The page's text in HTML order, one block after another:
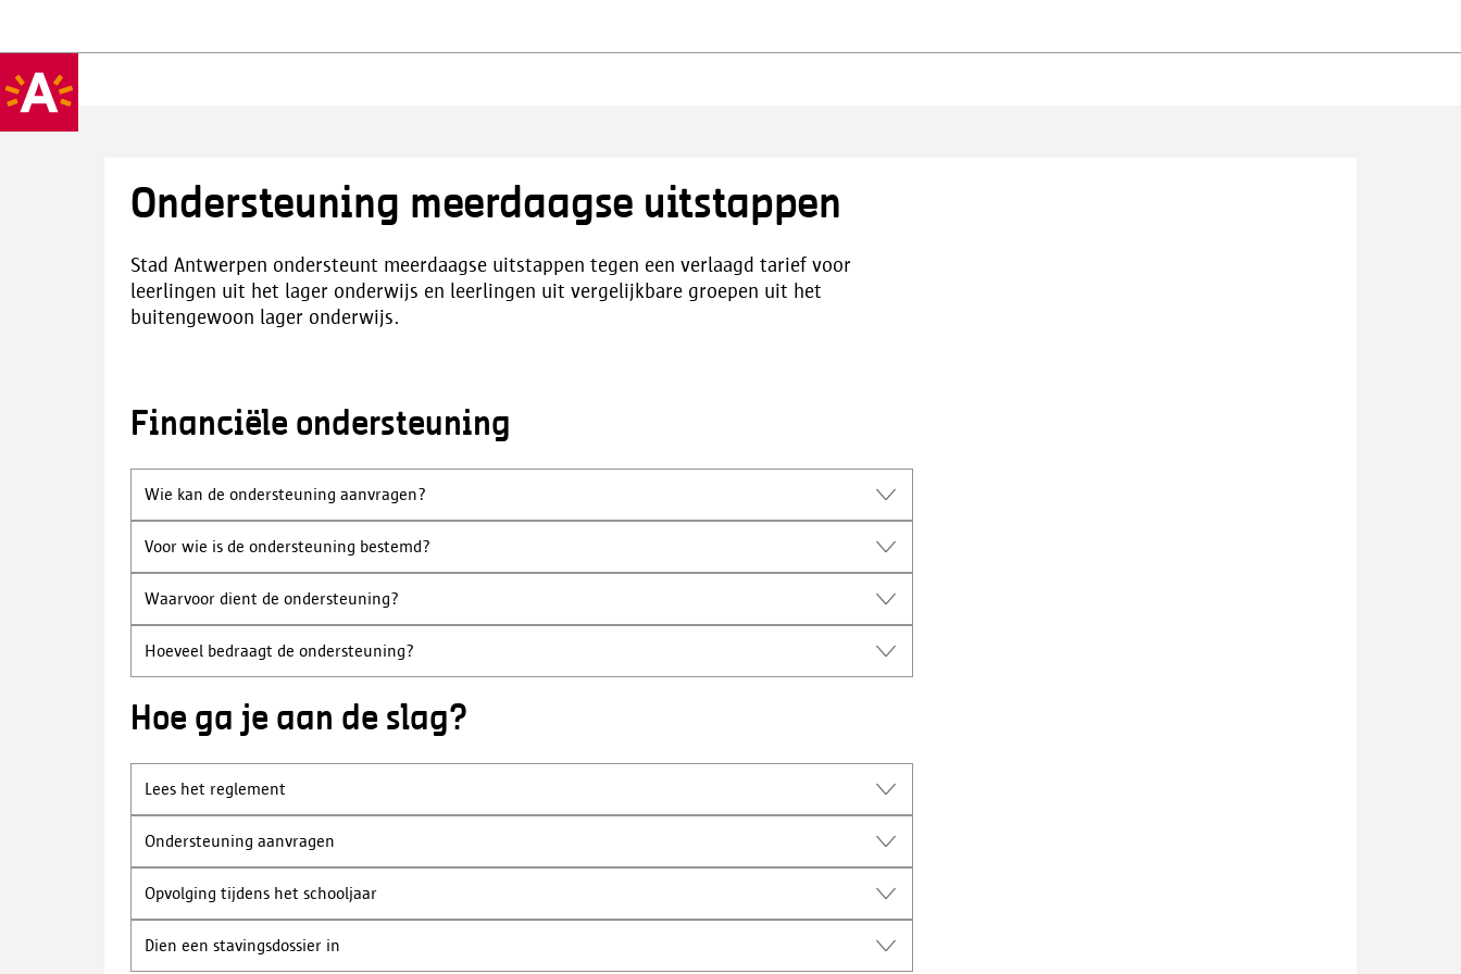
Ondersteuning meerdaagse uitstappen
Stad Antwerpen ondersteunt meerdaagse uitstappen tegen een verlaagd tarief voor
leerlingen uit het lager onderwijs en leerlingen uit vergelijkbare groepen uit het
buitengewoon lager onderwijs.
Financiële ondersteuning
Wie kan de ondersteuning aanvragen?
Voor wie is de ondersteuning bestemd?
Waarvoor dient de ondersteuning?
Hoeveel bedraagt de ondersteuning?
Hoe ga je aan de slag?
Lees het reglement
Ondersteuning aanvragen
Opvolging tijdens het schooljaar
Dien een stavingsdossier in